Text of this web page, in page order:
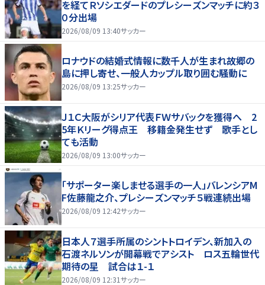
を経てＲソシエダードのプレシーズンマッチに約３
０分出場
2026/08/09 13:40サッカー
ロナウドの結婚式情報に数千人が生まれ故郷の
島に押し寄せ、一般人カップル取り囲む騒動に
2026/08/09 13:25サッカー
Ｊ１Ｃ大阪がシリア代表ＦＷサバックを獲得へ 2
5年Ｋリーグ得点王 移籍金発生せず 歌手とし
ても活動
2026/08/09 13:00サッカー
「サポーター楽しませる選手の一人」バレンシアM
F佐藤龍之介、プレシーズンマッチ５戦連続出場
2026/08/09 12:42サッカー
日本人７選手所属のシントトロイデン、新加入の
石渡ネルソンが開幕戦でアシスト ロス五輪世代
期待の星 試合は１-１
2026/08/09 12:31サッカー